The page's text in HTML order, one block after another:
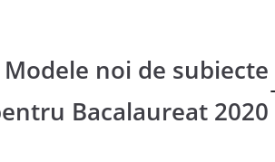
Modele noi de subiecte
Bacalaureat 2020